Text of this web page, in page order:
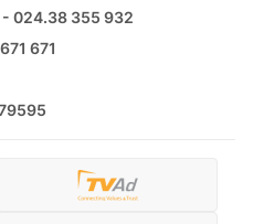
024.38 355 932
671